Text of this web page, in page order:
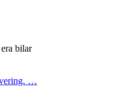
bilar
…